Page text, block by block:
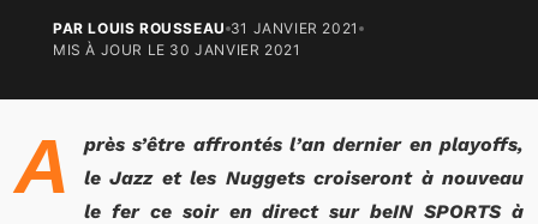
PAR LOUIS ROUSSEAU 31 JANVIER 2021
MIS À JOUR LE 30 JANVIER 2021
A
près s’être affrontés l’an dernier en playoffs,
le Jazz et les Nuggets croiseront à nouveau
le fer ce soir en direct sur beIN SPORTS à